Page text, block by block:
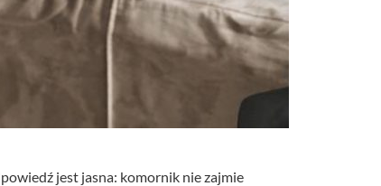
jest jasna: komornik nie zajmie